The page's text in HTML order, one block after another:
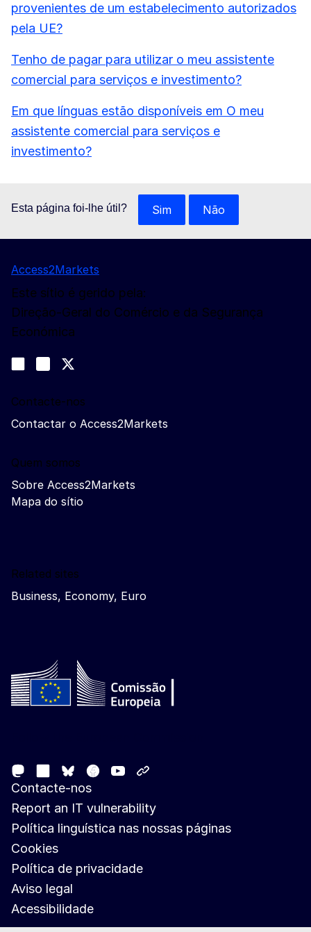
provenientes de um estabelecimento autorizados
pela UE?
Tenho de pagar para utilizar o meu assistente
comercial para serviços e investimento?
Em que línguas estão disponíveis em O meu
assistente comercial para serviços e
investimento?
Esta página foi-lhe útil? Sim Não
Access2Markets
Este sítio é gerido pela:
Direção-Geral do Comércio e da Segurança
Económica
Join us on LinkedIn
Trade-Off podcast
Contacte-nos
Contactar o Access2Markets
Quem somos
Sobre Access2Markets
Mapa do sítio
Related sites
Business, Economy, Euro
MastodonLinkedIn
Bluesky
Facebook
Youtube
Contacte-nos
Report an IT vulnerability
Política linguística nas nossas páginas
Cookies
Política de privacidade
Aviso legal
Acessibilidade